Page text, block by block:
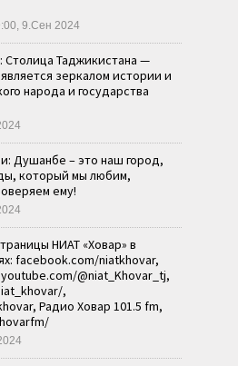
9.Сен 2024
Столица Таджикистана —
зеркалом истории и
народа и государства
Душанбе – это наш город,
который мы любим,
ему!
НИАТ «Ховар» в
facebook.com/niatkhovar,
@niat_Khovar_tj,
,
Радио Ховар 101.5 fm,